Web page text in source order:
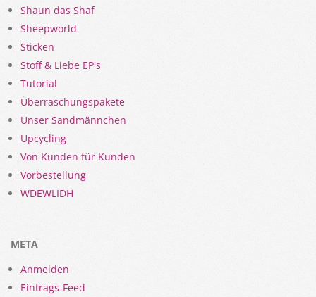
Shaun das Shaf
Sheepworld
Sticken
Stoff & Liebe EP's
Tutorial
Überraschungspakete
Unser Sandmännchen
Upcycling
Von Kunden für Kunden
Vorbestellung
WDEWLIDH
META
Anmelden
Eintrags-Feed